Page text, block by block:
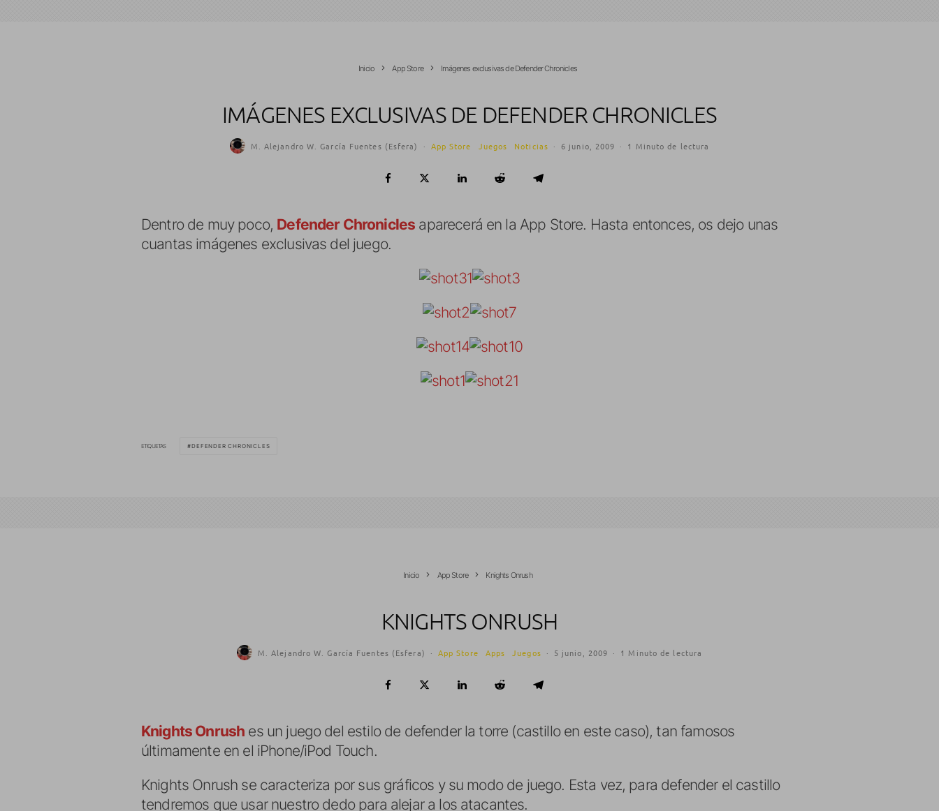
Inicio App Store Imágenes exclusivas de Defender Chronicles
IMÁGENES EXCLUSIVAS DE DEFENDER CHRONICLES
M. Alejandro W. García Fuentes (Esfera) · App Store Juegos Noticias · 6 junio, 2009 · 1 Minuto de lectura
Dentro de muy poco, Defender Chronicles aparecerá en la App Store. Hasta entonces, os dejo unas
cuantas imágenes exclusivas del juego.
ETIQUETAS DEFENDER CHRONICLES
Inicio App Store Knights Onrush
KNIGHTS ONRUSH
M. Alejandro W. García Fuentes (Esfera) · App Store Apps Juegos · 5 junio, 2009 · 1 Minuto de lectura
Knights Onrush es un juego del estilo de defender la torre (castillo en este caso), tan famosos
últimamente en el iPhone/iPod Touch.
Knights Onrush se caracteriza por sus gráficos y su modo de juego. Esta vez, para defender el castillo
tendremos que usar nuestro dedo para alejar a los atacantes.